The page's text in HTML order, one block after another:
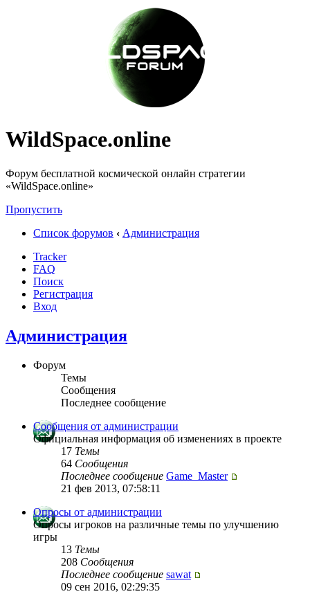
WildSpace.online
Форум бесплатной космической онлайн стратегии
«WildSpace.online»
Пропустить
Список форумов ‹ Администрация
Tracker
FAQ
Поиск
Регистрация
Вход
Администрация
Форум
Темы
Сообщения
Последнее сообщение
Сообщения от администрации
Официальная информация об изменениях в проекте
17 Темы
64 Сообщения
Последнее сообщение Game_Master
21 фев 2013, 07:58:11
Опросы от администрации
Опросы игроков на различные темы по улучшению
игры
13 Темы
208 Сообщения
Последнее сообщение sawat
09 сен 2016, 02:29:35